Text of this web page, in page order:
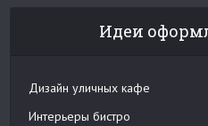
Идеи
Дизайн уличных кафе
Интерьеры бистро